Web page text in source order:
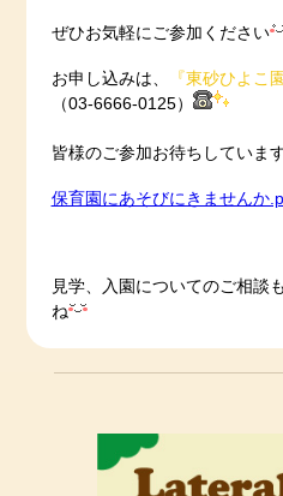
ぜひお気軽にご参加ください
お申し込みは、 『東砂ひよこ園
（03-6666-0125）
皆様のご参加お待ちしていま
保育園にあそびにきませんか
見学、入園についてのご相談
ね